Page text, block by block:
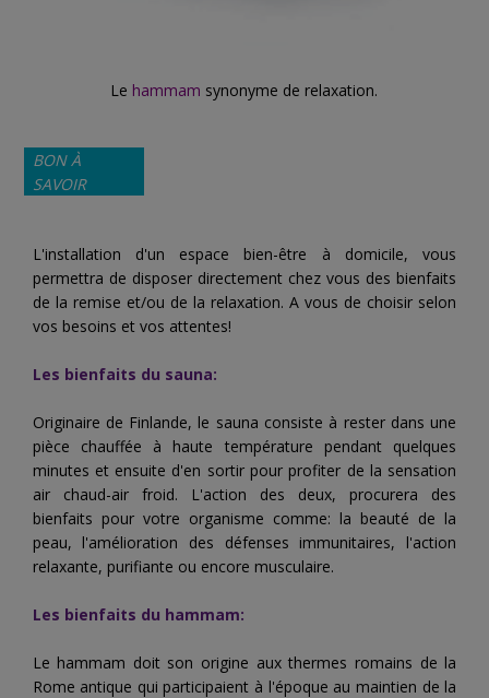
Le hammam synonyme de relaxation.
BON À
SAVOIR
L'installation d'un espace bien-être à domicile, vous
permettra de disposer directement chez vous des bienfaits
de la remise et/ou de la relaxation. A vous de choisir selon
vos besoins et vos attentes!
Les bienfaits du sauna:
Originaire de Finlande, le sauna consiste à rester dans une
pièce chauffée à haute température pendant quelques
minutes et ensuite d'en sortir pour profiter de la sensation
air chaud-air froid. L'action des deux, procurera des
bienfaits pour votre organisme comme: la beauté de la
peau, l'amélioration des défenses immunitaires, l'action
relaxante, purifiante ou encore musculaire.
Les bienfaits du hammam:
Le hammam doit son origine aux thermes romains de la
Rome antique qui participaient à l'époque au maintien de la